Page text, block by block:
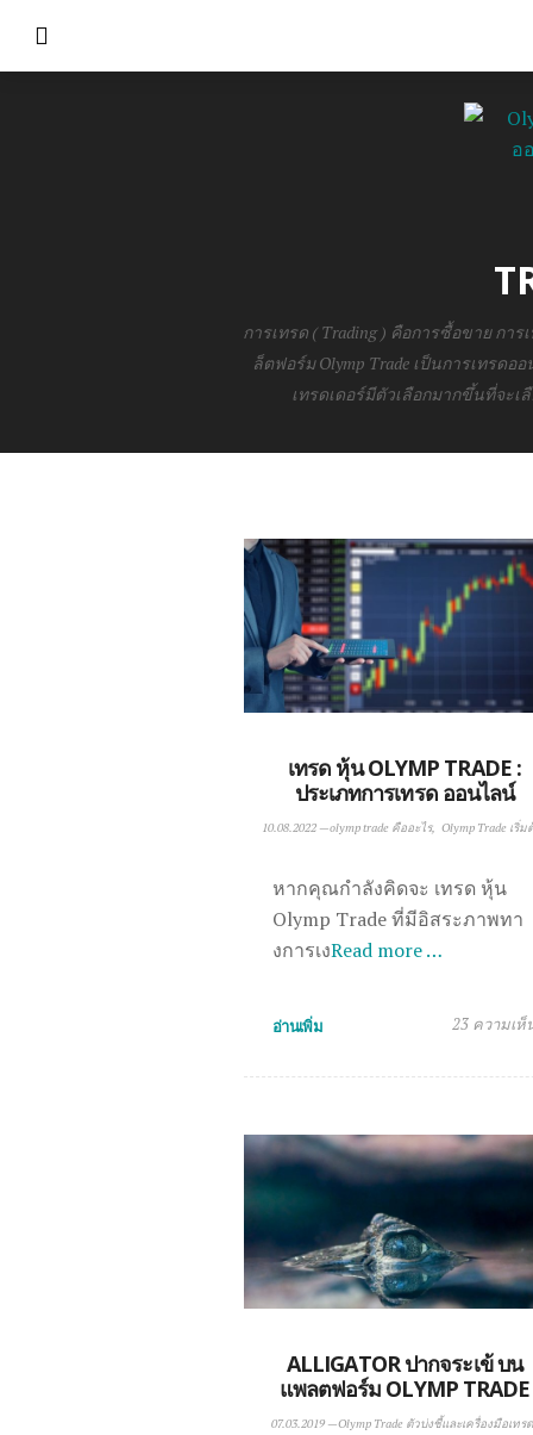
การเทรด ( Trading ) คือการซื้อขาย ก
ล็ตฟอร์ม Olymp Trade เป็นการเทรดอ
เทรดเดอร์มีตัวเลือกมากขึ้นที่จะ
เทรด หุ้น OLYMP TRADE :
ประเภทการเทรด ออนไลน์
10.08.2022—olymp trade คืออะไร Olymp Trade เริ่ม
หากคุณกำลังคิดจะ เทรด หุ้น
Olymp Trade ที่มีอิสระภาพทา
งการเงRead more …
อ่านเพิ่ม 23 ความเห็
ALLIGATOR ปากจระเข้ บน
แพลตฟอร์ม OLYMP TRADE
07.03.2019—Olymp Trade ตัวบ่งชี้และเครื่องมือเทรด